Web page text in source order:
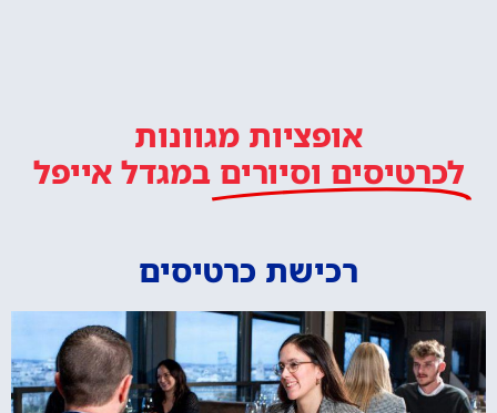
אופציות מגוונות
לכרטיסים וסיורים במגדל אייפל
רכישת כרטיסים